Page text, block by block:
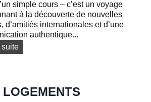
simple cours – c’est un voyage
à la découverte de nouvelles
d’amitiés internationales et d’une
authentique...
suiteC
o
s
d
LOGEMENTS